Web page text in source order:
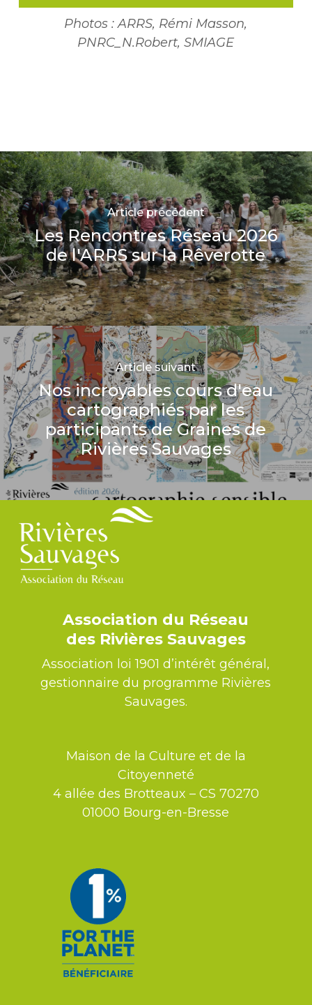
Photos : ARRS, Rémi Masson,
PNRC_N.Robert, SMIAGE
Article précédent
Les Rencontres Réseau 2026
de l'ARRS sur la Rêverotte
Article suivant
Nos incroyables cours d'eau
cartographiés par les
participants de Graines de
Rivières Sauvages
Association du Réseau
des Rivières Sauvages
Association loi 1901 d’intérêt général,
gestionnaire du programme Rivières
Sauvages.
Maison de la Culture et de la
Citoyenneté
4 allée des Brotteaux – CS 70270
01000 Bourg-en-Bresse